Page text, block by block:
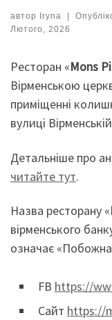
автор Iryna
Лютого, 2026
Ресторан «Mons
Вірменською
приміщенні
вулиці
Детальніше про
читайте тут.
Назва ресторану «
вірменського
означає «Побожна
FB https://
Сайт https://